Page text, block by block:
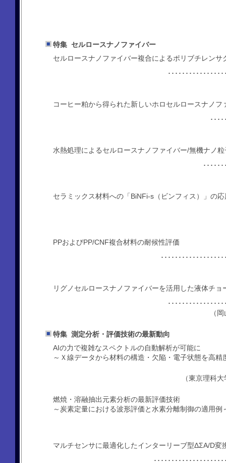
特集 セルロースナノファイバー
セルロースナノファイバー複合によるポリブチレン
･････････････
コーヒー粕から得られた新しいホロセルロースナノ
･･･
水熱処理によるセルロースナノファイバー/無機ナノ
･････
セラミックス材料への「BiNFi-s（ビンフィス）」の応
PPおよびPP/CNF複合材料の耐候性評価
･･･････････････
リグノセルロースナノファイバーを活用した液体チョ
･････････････
（
特集 測定分析・評価技術の最新動向
AIの力で複雑なスペクトルの自動解析が可能に
～Ｘ線データから材料の構造・欠陥・電子状態を高精
（東京理科
燃焼・溶融抽出元素分析の最新評価技術
～炭素定量における波形評価と水素分離制御の適用例
マルチセンサに最適化したインターリーブ型ΔΣA/D変
･････････････････